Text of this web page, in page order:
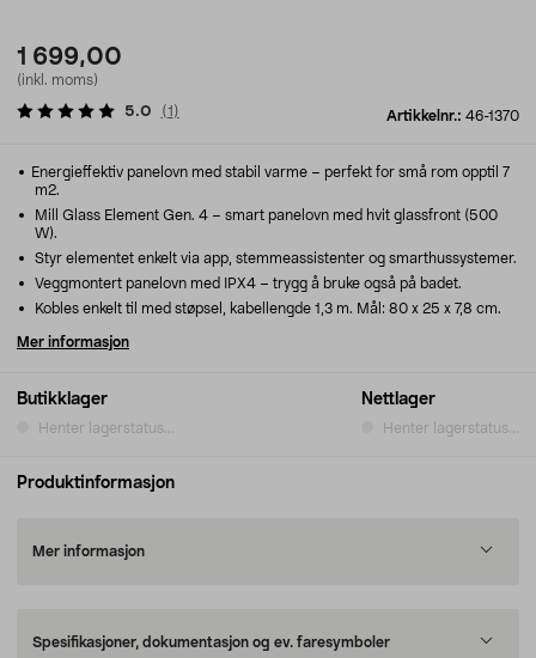
1 699,00
(inkl. moms)
Artikkelnr.: 46-1370
5.0 (1 )
Butikklager
Henter lagerstatus...
Nettlager
Henter lagerstatus...
Energieffektiv panelovn med stabil varme – perfekt for små rom opptil 7
m2.
Mill Glass Element Gen. 4 – smart panelovn med hvit glassfront (500
W).
Styr elementet enkelt via app, stemmeassistenter og smarthussystemer.
Veggmontert panelovn med IPX4 – trygg å bruke også på badet.
Kobles enkelt til med støpsel, kabellengde 1,3 m. Mål: 80 x 25 x 7,8 cm.
Mer informasjon
Produktinformasjon
Mer informasjon
Spesifikasjoner, dokumentasjon og ev. faresymboler